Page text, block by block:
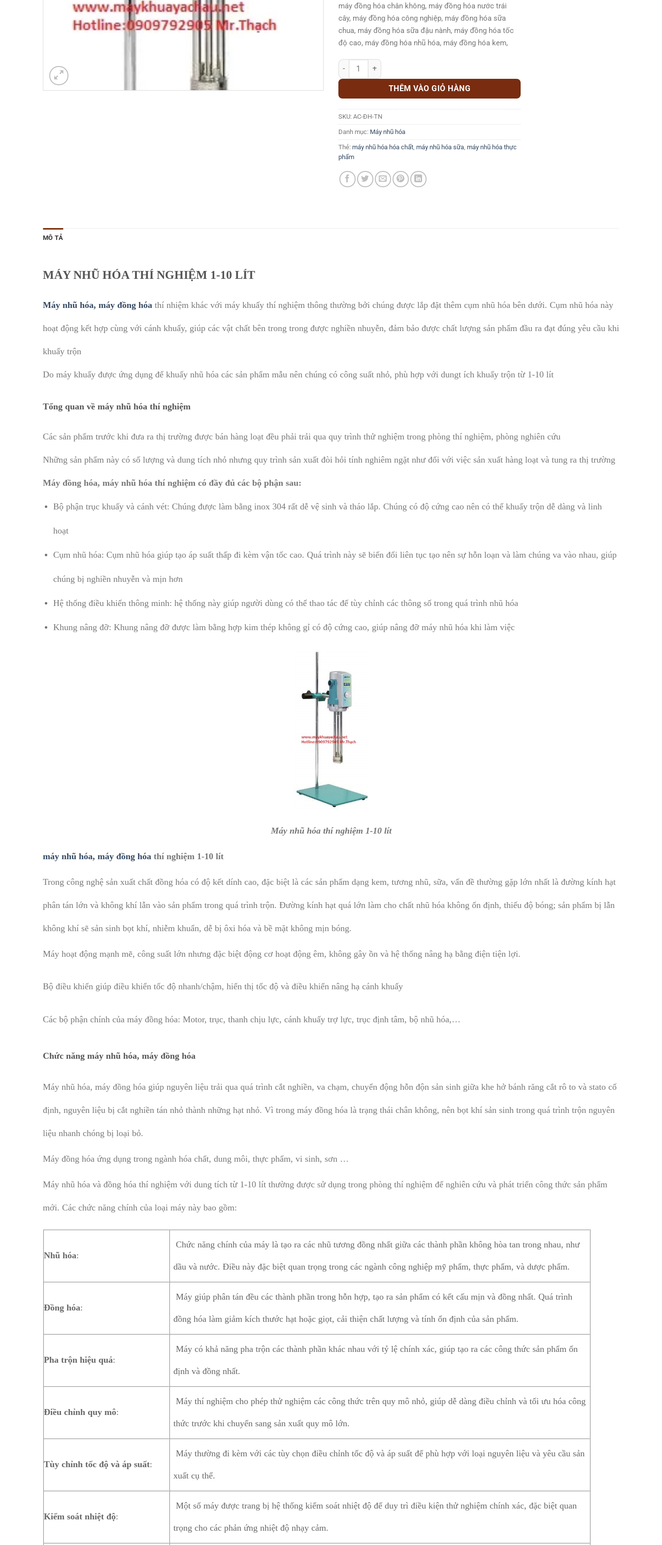
máy đồng hóa chân không, máy đồng hóa nước trái
cây, máy đồng hóa công nghiệp, máy đồng hóa sữa
chua, máy đồng hóa sữa đậu nành, máy đồng hóa tốc
độ cao, máy đồng hóa nhũ hóa, máy đồng hóa kem,
Máy nhũ hóa thí nghiệm 1-10 lít số lượng
THÊM VÀO GIỎ HÀNG
SKU: AC-ĐH-TN
Danh mục: Máy nhũ hóa
Thẻ: máy nhũ hóa hóa chất máy nhũ hóa sữa máy nhũ hóa thực
phẩm
MÔ TẢ
MÁY NHŨ HÓA THÍ NGHIỆM 1-10 LÍT
Máy nhũ hóa, máy đồng hóa thí nhiệm khác với máy khuấy thí nghiệm thông thường bởi chúng được lắp đặt thêm cụm nhũ hóa bên dưới. Cụm nhũ hóa này
hoạt động kết hợp cùng với cánh khuấy, giúp các vật chất bên trong trong được nghiền nhuyễn, đảm bảo được chất lượng sản phẩm đầu ra đạt đúng yêu cầu khi
khuấy trộn
Do máy khuấy được ứng dụng để khuấy nhũ hóa các sản phẩm mẫu nên chúng có công suất nhỏ, phù hợp với dungt ích khuấy trộn từ 1-10 lít
Tổng quan về máy nhũ hóa thí nghiệm
Các sản phẩm trước khi đưa ra thị trường được bán hàng loạt đều phải trải qua quy trình thử nghiệm trong phòng thí nghiệm, phòng nghiên cứu
Những sản phẩm này có số lượng và dung tích nhỏ nhưng quy trình sản xuất đòi hỏi tính nghiêm ngặt như đối với việc sản xuất hàng loạt và tung ra thị trường
Máy đồng hóa, máy nhũ hóa thí nghiệm có đầy đủ các bộ phận sau:
Bộ phận trục khuấy và cánh vét: Chúng được làm bằng inox 304 rất dễ vệ sinh và tháo lắp. Chúng có độ cứng cao nên có thể khuấy trộn dễ dàng và linh
hoạt
Cụm nhũ hóa: Cụm nhũ hóa giúp tạo áp suất thấp đi kèm vận tốc cao. Quá trình này sẽ biến đổi liên tục tạo nên sự hỗn loạn và làm chúng va vào nhau, giúp
chúng bị nghiền nhuyễn và mịn hơn
Hệ thống điều khiển thông minh: hệ thống này giúp người dùng có thể thao tác để tùy chỉnh các thông số trong quá trình nhũ hóa
Khung nâng đỡ: Khung nâng đỡ được làm bằng hợp kim thép không gỉ có độ cứng cao, giúp nâng đỡ máy nhũ hóa khi làm việc
Máy nhũ hóa thí nghiệm 1-10 lít
máy nhũ hóa, máy đồng hóa thí nghiệm 1-10 lít
Trong công nghệ sản xuất chất đồng hóa có độ kết dính cao, đặc biệt là các sản phẩm dạng kem, tương nhũ, sữa, vấn đề thường gặp lớn nhất là đường kính hạt
phân tán lớn và không khí lẫn vào sản phẩm trong quá trình trộn. Đường kính hạt quá lớn làm cho chất nhũ hóa không ổn định, thiếu độ bóng; sản phẩm bị lẫn
không khí sẽ sản sinh bọt khí, nhiễm khuẩn, dễ bị ôxi hóa và bề mặt không mịn bóng.
Máy hoạt động mạnh mẽ, công suất lớn nhưng đặc biệt động cơ hoạt động êm, không gây ồn và hệ thống nâng hạ bằng điện tiện lợi.
Bộ điều khiển giúp điều khiển tốc độ nhanh/chậm, hiển thị tốc độ và điều khiển nâng hạ cánh khuấy
Các bộ phận chính của máy đồng hóa: Motor, trục, thanh chịu lực, cánh khuấy trợ lực, trục định tâm, bộ nhũ hóa,…
Chức năng máy nhũ hóa, máy đồng hóa
Máy nhũ hóa, máy đồng hóa giúp nguyên liệu trải qua quá trình cắt nghiền, va chạm, chuyển động hỗn độn sản sinh giữa khe hở bánh răng cắt rô to và stato cố
định, nguyên liệu bị cắt nghiền tán nhỏ thành những hạt nhỏ. Vì trong máy đồng hóa là trạng thái chân không, nên bọt khí sản sinh trong quá trình trộn nguyên
liệu nhanh chóng bị loại bỏ.
Máy đồng hóa ứng dụng trong ngành hóa chất, dung môi, thực phẩm, vi sinh, sơn …
Máy nhũ hóa và đồng hóa thí nghiệm với dung tích từ 1-10 lít thường được sử dụng trong phòng thí nghiệm để nghiên cứu và phát triển công thức sản phẩm
mới. Các chức năng chính của loại máy này bao gồm:
Nhũ hóa:
Chức năng chính của máy là tạo ra các nhũ tương đồng nhất giữa các thành phần không hòa tan trong nhau, như
dầu và nước. Điều này đặc biệt quan trọng trong các ngành công nghiệp mỹ phẩm, thực phẩm, và dược phẩm.
Đồng hóa:
Máy giúp phân tán đều các thành phần trong hỗn hợp, tạo ra sản phẩm có kết cấu mịn và đồng nhất. Quá trình
đồng hóa làm giảm kích thước hạt hoặc giọt, cải thiện chất lượng và tính ổn định của sản phẩm.
Pha trộn hiệu quả:
Máy có khả năng pha trộn các thành phần khác nhau với tỷ lệ chính xác, giúp tạo ra các công thức sản phẩm ổn
định và đồng nhất.
Điều chỉnh quy mô:
Máy thí nghiệm cho phép thử nghiệm các công thức trên quy mô nhỏ, giúp dễ dàng điều chỉnh và tối ưu hóa công
thức trước khi chuyển sang sản xuất quy mô lớn.
Tùy chỉnh tốc độ và áp suất:
Máy thường đi kèm với các tùy chọn điều chỉnh tốc độ và áp suất để phù hợp với loại nguyên liệu và yêu cầu sản
xuất cụ thể.
Kiểm soát nhiệt độ:
Một số máy được trang bị hệ thống kiểm soát nhiệt độ để duy trì điều kiện thử nghiệm chính xác, đặc biệt quan
trọng cho các phản ứng nhiệt độ nhạy cảm.